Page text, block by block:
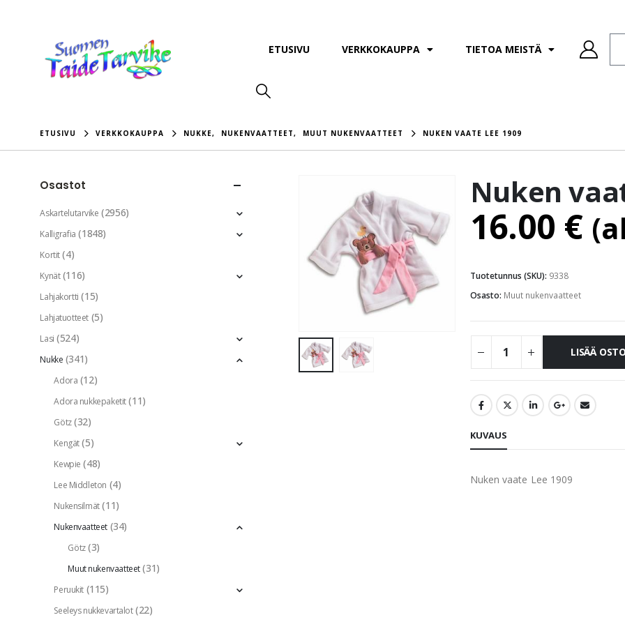
ETUSIVU VERKKOKAUPPA TIETOA MEISTÄ
ETUSIVU VERKKOKAUPPA NUKKE, NUKENVAATTEET, MUUT NUKENVAATTEET NUKEN VAATE LEE 1909
Nuken
16.00 €
Tuotetunnus (SKU): 9338
Osasto: Muut nukenvaatteet
LISÄÄ
KUVAUS
Nuken vaate Lee 1909
Osastot
Askartelutarvike (2956)
Kalligrafia (1848)
Kortit (4)
Kynät (116)
Lahjakortti (15)
Lahjatuotteet (5)
Lasi (524)
Nukke (341)
Adora (12)
Adora nukkepaketit (11)
Götz (32)
Kengät (5)
Kewpie (48)
Lee Middleton (4)
Nukensilmät (11)
Nukenvaatteet (34)
Götz (3)
Muut nukenvaatteet (31)
Peruukit (115)
Seeleys nukkevartalot (22)